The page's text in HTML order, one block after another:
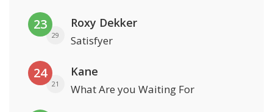
23
29
Roxy Dekker
Satisfyer
24
21
Kane
What Are you Waiting For